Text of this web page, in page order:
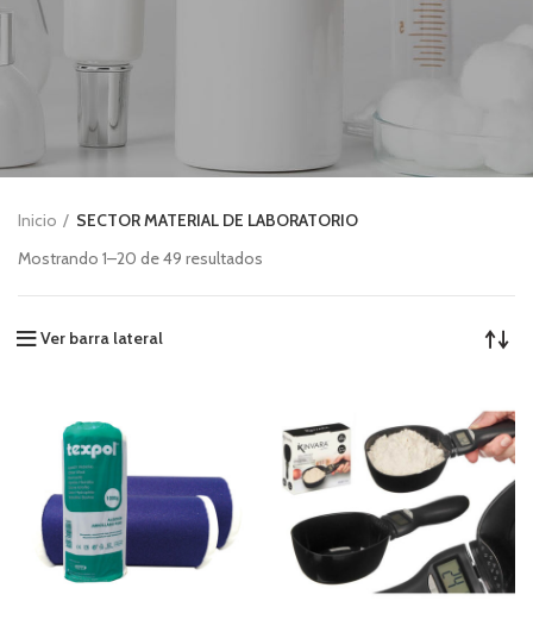
Inicio
SECTOR MATERIAL DE LABORATORIO
Mostrando 1–20 de 49 resultados
Ver barra lateral